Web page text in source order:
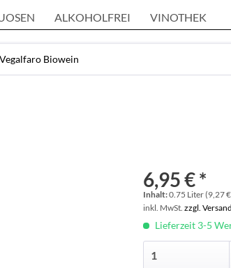
ALKOHOLFREI VINOTHEK
Biowein
6,95 € *
Inhalt:0.75 Liter (9,27
inkl. MwSt.zzgl.
Lieferzeit 3-5